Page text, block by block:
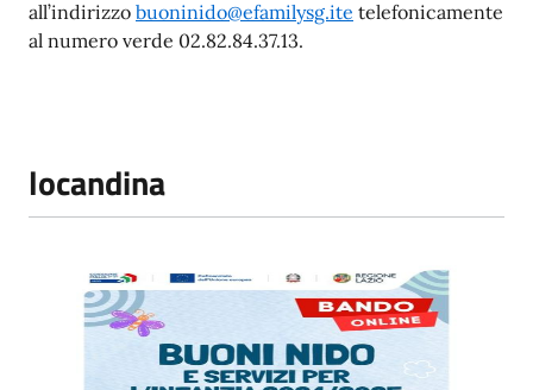
all’indirizzo buoninido@efamilysg.ite telefonicamente
al numero verde 02.82.84.37.13.
locandina